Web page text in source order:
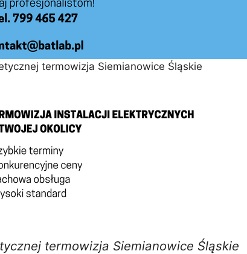
termowizja Siemianowice Śląskie
termowizja Siemianowice Śląskie